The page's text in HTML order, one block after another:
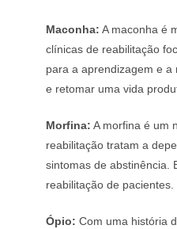
Maconha: A maconha é
clínicas de reabilitação
para a aprendizagem e
e retomar uma vida
Morfina: A morfina é um
reabilitação tratam a
sintomas de abstinência.
reabilitação de pacientes.
Ópio: Com uma história